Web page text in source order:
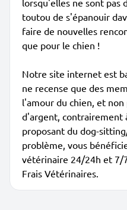
lorsqu'elles ne sont pas
toutou de s'épanouir
faire de nouvelles
que pour le chien !
Notre site internet est
ne recense que des
l'amour du chien, et
d'argent, contrairement
proposant du dog-
problème, vous
vétérinaire 24/24h et 7/
Frais Vétérinaires.